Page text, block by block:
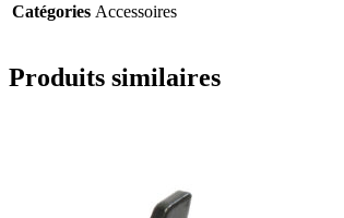
Catégories Accessoires
Produits similaires